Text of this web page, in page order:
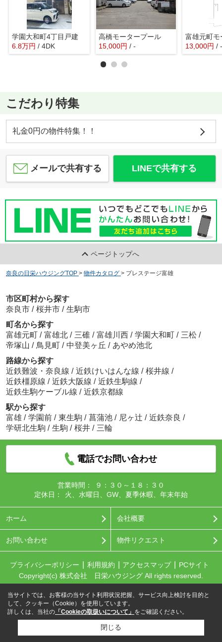
学園大和町4丁目戸建
6.8万円 / 4DK
高橋モータープール
15,000円 / - 13,000円 / -
こだわり特集
礼金0円の物件特集！！
メールで共有する LINEで共有する
ページトップへ
奈良の日栄ハウジングTOP > 物件カタログ > プレステージ富雄
市区町村から探す
奈良市 / 桜井市 / 生駒市
町名から探す
富雄元町 / 富雄北 / 三碓 / 富雄川西 / 学園大和町 / 三松 /
帝塚山 / 鳥見町 / 中登美ヶ丘 / あやめ池北
路線から探す
近鉄難波・奈良線 / 近鉄けいはんな線 / 桜井線 /
近鉄橿原線 / 近鉄大阪線 / 近鉄生駒線 /
近鉄生駒ケーブル線 / 近鉄京都線
駅から探す
富雄 / 学園前 / 東生駒 / 菖蒲池 / 尼ヶ辻 / 近鉄奈良 /
学研北生駒 / 生駒 / 桜井 / 三輪
電話でお問い合わせ
営業時間：
９：３０～１８：３０
定休日：
火、水曜日、GW、夏季休暇、年末年始
ホーム 会社概要
お問い合わせ 物件リクエスト
プライバシーポリシー 利用規約 アクセスマップ
PCサイト
Copyright(c) 株式会社 日栄ハウジング All rights reserved.
当サイトでは、お客様の当サイト利用状況把握、サービス向上検討を目的と
して、クッキー（Cookie）を使用しています。
詳しくは、当社の 「Cookieの取扱いについて」 をご確認ください。
閉じる